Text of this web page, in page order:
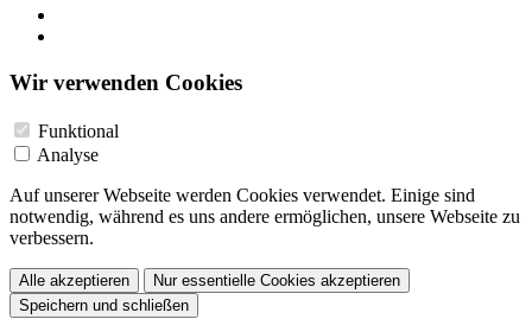
Wir verwenden Cookies
Funktional
Analyse
Auf unserer Webseite werden Cookies verwendet. Einige sind
notwendig, während es uns andere ermöglichen, unsere Webseite zu
verbessern.
Alle akzeptieren
Nur essentielle Cookies akzeptieren
Speichern und schließen